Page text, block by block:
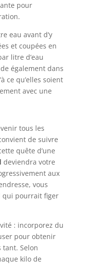
pour
eau avant d’y
et coupées en
litre d’eau
également dans
ce qu’elles soient
avec une
tous les
de suivre
quête d’une
deviendra votre
aux
vous
qui pourrait figer
: incorporez du
pour obtenir
tant. Selon
kilo de